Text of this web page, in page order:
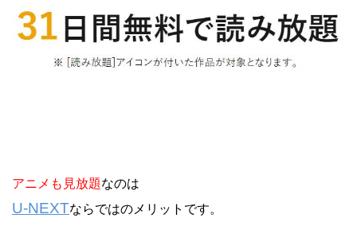
アニメも見放題なのは
U-NEXTならではのメリットです。